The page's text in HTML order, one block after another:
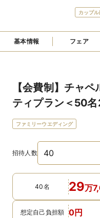
カップ
基本情報 フェア
【会費制】チャ
ティプラン＜50
ファミリーウエディング
招待人数
40名 29万
想定自己負担額 0円